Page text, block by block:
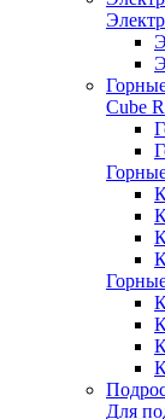
Cube
Для